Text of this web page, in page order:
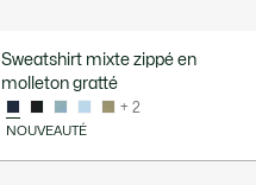
Sweatshirt mixte zippé en
molleton gratté
+ 2
NOUVEAUTÉ